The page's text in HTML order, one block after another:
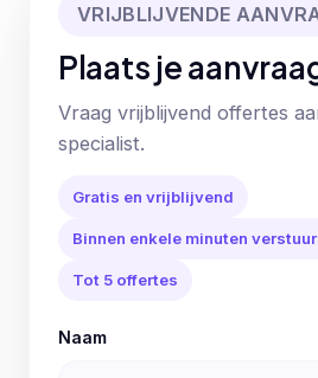
VRIJBLIJVENDE
Plaats je
Vraag vrijblijvend offertes
specialist.
Gratis en vrijblijvend
Binnen enkele minuten
Tot 5 offertes
Naam